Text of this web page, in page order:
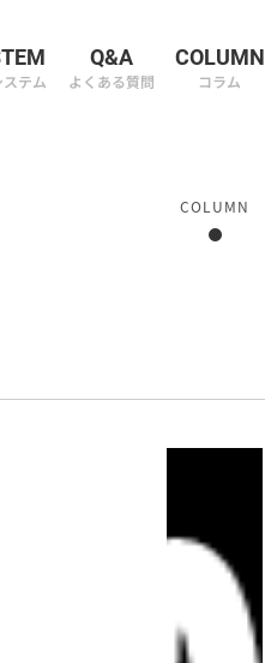
テム
Q&A
よくある質問
COLUMN
コラム
COLUMN